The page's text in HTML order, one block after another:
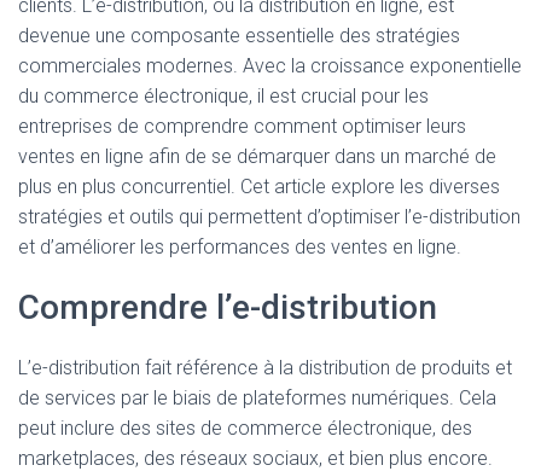
clients. L’e-distribution, ou la distribution en ligne, est
devenue une composante essentielle des stratégies
commerciales modernes. Avec la croissance exponentielle
du commerce électronique, il est crucial pour les
entreprises de comprendre comment optimiser leurs
ventes en ligne afin de se démarquer dans un marché de
plus en plus concurrentiel. Cet article explore les diverses
stratégies et outils qui permettent d’optimiser l’e-distribution
et d’améliorer les performances des ventes en ligne.
Comprendre l’e-distribution
L’e-distribution fait référence à la distribution de produits et
de services par le biais de plateformes numériques. Cela
peut inclure des sites de commerce électronique, des
marketplaces, des réseaux sociaux, et bien plus encore.